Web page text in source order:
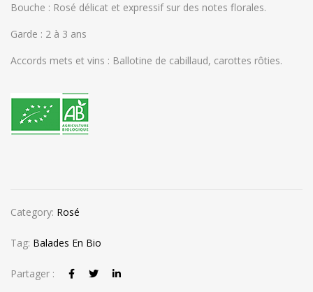
Bouche : Rosé délicat et expressif sur des notes florales.
Garde : 2 à 3 ans
Accords mets et vins : Ballotine de cabillaud, carottes rôties.
Category: Rosé
Tag: Balades En Bio
Partager :